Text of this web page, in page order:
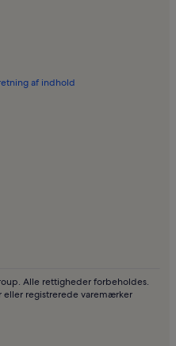
af indhold
Alle rettigheder forbeholdes.
registrerede varemærker